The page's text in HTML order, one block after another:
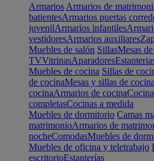
Armarios Armarios de
batientesArmarios puertas
juvenilArmarios infantiles
vestidoresArmarios auxiliares
Muebles de salón SillasMesas
TVVitrinasAparadores
Muebles de cocina Sillas de
de cocinaMesas y sillas de cocina
cocinaArmarios de cocina
completasCocinas a medida
Muebles de dormitorio Camas
matrimonioArmarios de
nocheComodasMuebles de
Muebles de oficina y teletrabajo
escritorioEstanterías